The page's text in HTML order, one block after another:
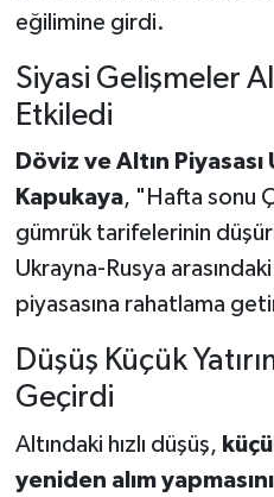
eğilimine girdi.
Siyasi Gelişmeler
Etkiledi
Döviz ve Altın Piyasası
Kapukaya, "Hafta sonu
gümrük tarifelerinin
Ukrayna-Rusya
piyasasına rahatlama
Düşüş Küçük
Geçirdi
Altındaki hızlı düşüş,
yeniden alım